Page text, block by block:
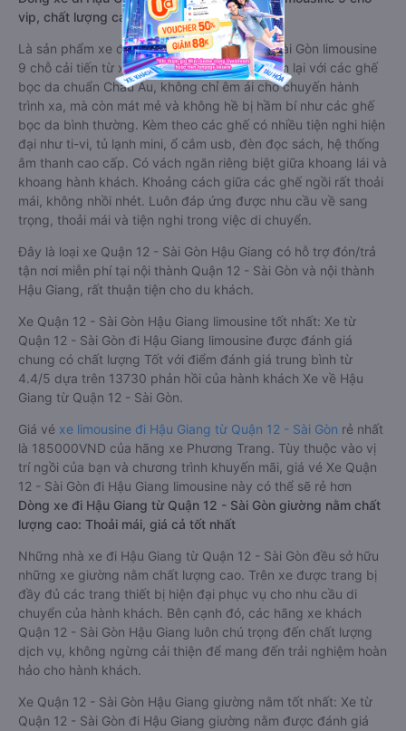
vip, chất lượng cao: Tiện lợi, sang trọng
Là sản phẩm xe đi Hậu Giang từ Quận 12 - Sài Gòn limousine
9 chỗ cải tiến từ xe 16 chỗ. Nội thất được làm lại với các ghế
bọc da chuẩn Châu Âu, không chỉ êm ái cho chuyến hành
trình xa, mà còn mát mẻ và không hề bị hầm bí như các ghế
bọc da bình thường. Kèm theo các ghế có nhiều tiện nghi hiện
đại như ti-vi, tủ lạnh mini, ổ cắm usb, đèn đọc sách, hệ thống
âm thanh cao cấp. Có vách ngăn riêng biệt giữa khoang lái và
khoang hành khách. Khoảng cách giữa các ghế ngồi rất thoải
mái, không nhồi nhét. Luôn đáp ứng được nhu cầu về sang
trọng, thoải mái và tiện nghi trong việc di chuyển.
Đây là loại xe Quận 12 - Sài Gòn Hậu Giang có hỗ trợ đón/trả
tận nơi miễn phí tại nội thành Quận 12 - Sài Gòn và nội thành
Hậu Giang, rất thuận tiện cho du khách.
Xe Quận 12 - Sài Gòn Hậu Giang limousine tốt nhất: Xe từ
Quận 12 - Sài Gòn đi Hậu Giang limousine được đánh giá
chung có chất lượng Tốt với điểm đánh giá trung bình từ
4.4/5 dựa trên 13730 phản hồi của hành khách Xe về Hậu
Giang từ Quận 12 - Sài Gòn.
Giá vé xe limousine đi Hậu Giang từ Quận 12 - Sài Gòn rẻ nhất
là 185000VND của hãng xe Phương Trang. Tùy thuộc vào vị
trí ngồi của bạn và chương trình khuyến mãi, giá vé Xe Quận
12 - Sài Gòn đi Hậu Giang limousine này có thể sẽ rẻ hơn
Dòng xe đi Hậu Giang từ Quận 12 - Sài Gòn giường nằm chất
lượng cao: Thoải mái, giá cả tốt nhất
Những nhà xe đi Hậu Giang từ Quận 12 - Sài Gòn đều sở hữu
những xe giường nằm chất lượng cao. Trên xe được trang bị
đầy đủ các trang thiết bị hiện đại phục vụ cho nhu cầu di
chuyển của hành khách. Bên cạnh đó, các hãng xe khách
Quận 12 - Sài Gòn Hậu Giang luôn chú trọng đến chất lượng
dịch vụ, không ngừng cải thiện để mang đến trải nghiệm hoàn
hảo cho hành khách.
Xe Quận 12 - Sài Gòn Hậu Giang giường nằm tốt nhất: Xe từ
Quận 12 - Sài Gòn đi Hậu Giang giường nằm được đánh giá